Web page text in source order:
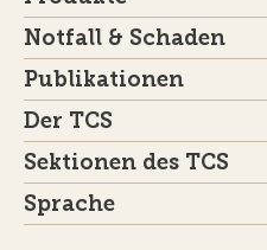
Notfall & Schaden
Publikationen
Der TCS
Sektionen des TCS
Sprache